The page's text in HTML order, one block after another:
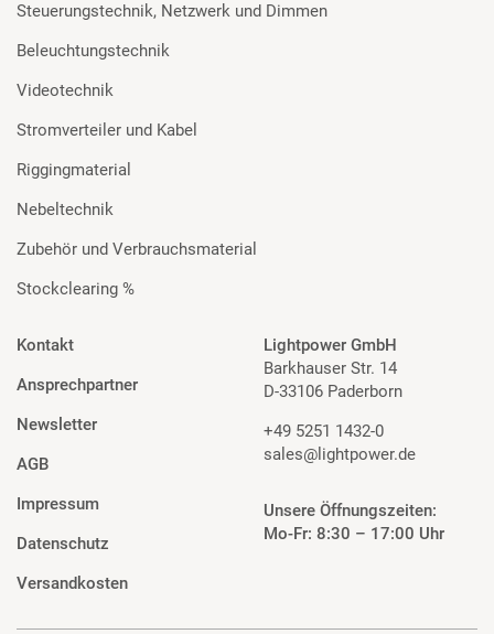
Steuerungstechnik, Netzwerk und Dimmen
Beleuchtungstechnik
Videotechnik
Stromverteiler und Kabel
Riggingmaterial
Nebeltechnik
Zubehör und Verbrauchsmaterial
Stockclearing %
Kontakt
Ansprechpartner
Newsletter
AGB
Impressum
Datenschutz
Versandkosten
Lightpower GmbH
Barkhauser Str. 14
D-33106 Paderborn
+49 5251 1432-0
sales@lightpower.de
Unsere Öffnungszeiten:
Mo-Fr: 8:30 – 17:00 Uhr